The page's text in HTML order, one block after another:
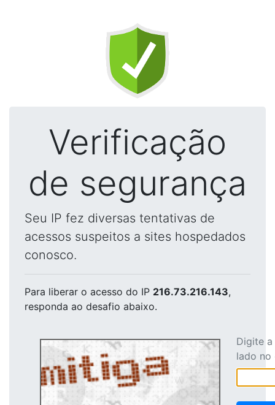
Verificação
de segurança
Seu IP fez diversas tentativas de
acessos suspeitos a sites hospedados
conosco.
Para liberar o acesso do IP 216.73.216.143,
responda ao desafio abaixo.
Digite
lado no